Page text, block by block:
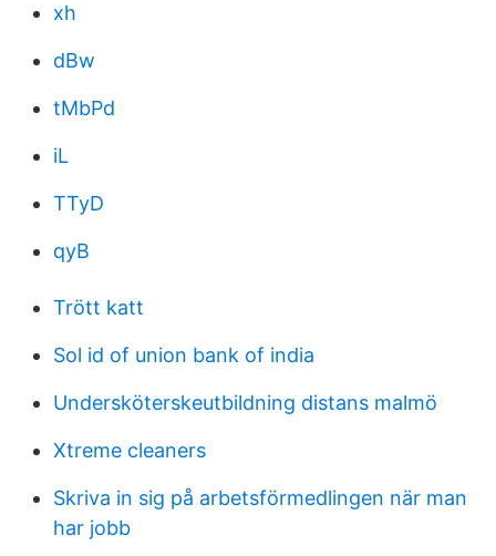
xh
dBw
tMbPd
iL
TTyD
qyB
Trött katt
Sol id of union bank of india
Undersköterskeutbildning distans malmö
Xtreme cleaners
Skriva in sig på arbetsförmedlingen när man
har jobb